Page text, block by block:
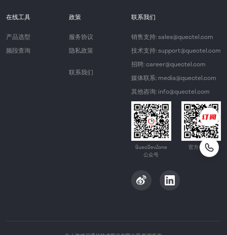
在线工具
产品选型
频段查询
政策
服务协议
隐私政策
联系我们
联系我们
销售支持: sales@quectel.com
技术支持: support@quectel.com
招聘: career@quectel.com
媒体联系: media@quectel.com
其他咨询: info@quectel.com
QuecDevZone
公众号
官方公众号